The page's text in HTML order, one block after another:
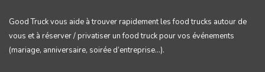
Good Truck vous aide à trouver rapidement les food trucks autour de
vous et à réserver / privatiser un food truck pour vos événements
(mariage, anniversaire, soirée d’entreprise…).